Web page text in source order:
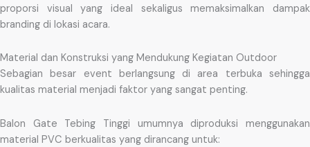
proporsi visual yang ideal sekaligus memaksimalkan dampak
branding di lokasi acara.
Material dan Konstruksi yang Mendukung Kegiatan Outdoor
Sebagian besar event berlangsung di area terbuka sehingga
kualitas material menjadi faktor yang sangat penting.
Balon Gate Tebing Tinggi umumnya diproduksi menggunakan
material PVC berkualitas yang dirancang untuk: